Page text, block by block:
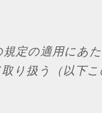
定の適用にあた
り扱う（以下